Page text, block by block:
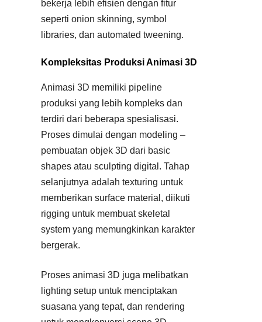
bekerja lebih efisien dengan fitur
seperti onion skinning, symbol
libraries, dan automated tweening.
Kompleksitas Produksi Animasi 3D
Animasi 3D memiliki pipeline
produksi yang lebih kompleks dan
terdiri dari beberapa spesialisasi.
Proses dimulai dengan modeling –
pembuatan objek 3D dari basic
shapes atau sculpting digital. Tahap
selanjutnya adalah texturing untuk
memberikan surface material, diikuti
rigging untuk membuat skeletal
system yang memungkinkan karakter
bergerak.
Proses animasi 3D juga melibatkan
lighting setup untuk menciptakan
suasana yang tepat, dan rendering